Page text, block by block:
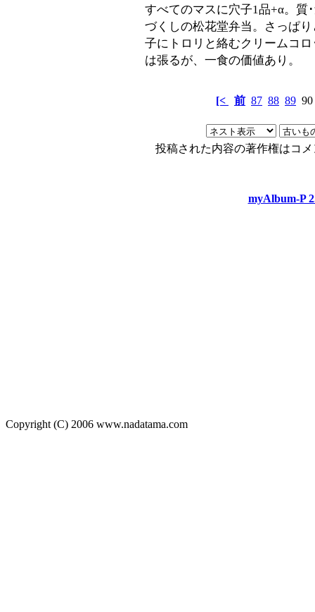
すべてのマスに穴子1品+α。質
づくしの松花堂弁当。さっぱ
子にトロリと絡むクリームコ
は張るが、一食の価値あり。
[< 前 87 88 89
投稿された内容の著作権はコ
myAlbum-P
Copyright (C) 2006 www.nadatama.com